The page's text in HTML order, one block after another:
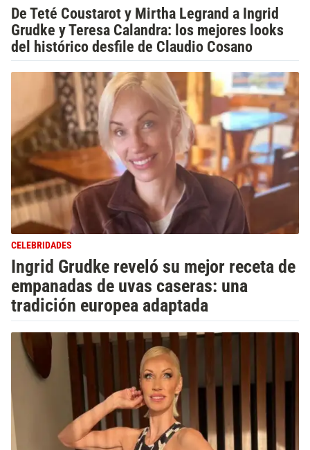
De Teté Coustarot y Mirtha Legrand a Ingrid
Grudke y Teresa Calandra: los mejores looks
del histórico desfile de Claudio Cosano
CELEBRIDADES
Ingrid Grudke reveló su mejor receta de
empanadas de uvas caseras: una
tradición europea adaptada